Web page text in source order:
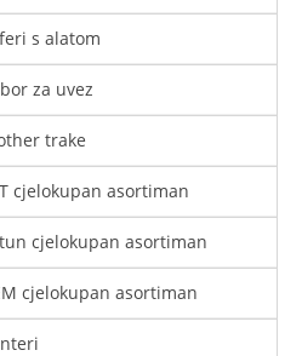
s alatom
za uvez
trake
cjelokupan asortiman
cjelokupan asortiman
cjelokupan asortiman